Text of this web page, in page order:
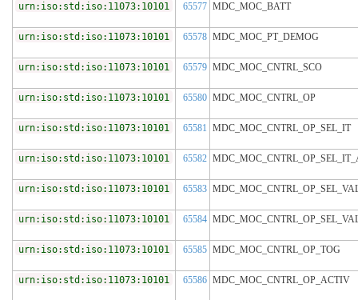
urn:iso:std:iso:11073:10101 65577 MDC_MOC_BATT
urn:iso:std:iso:11073:10101 65578 MDC_MOC_PT_DEMOG
urn:iso:std:iso:11073:10101 65579 MDC_MOC_CNTRL_SCO
urn:iso:std:iso:11073:10101 65580 MDC_MOC_CNTRL_OP
urn:iso:std:iso:11073:10101 65581 MDC_MOC_CNTRL_OP_SEL_IT
urn:iso:std:iso:11073:10101 65582
urn:iso:std:iso:11073:10101 65583
urn:iso:std:iso:11073:10101 65584
urn:iso:std:iso:11073:10101 65585 MDC_MOC_CNTRL_OP_TOG
urn:iso:std:iso:11073:10101 65586 MDC_MOC_CNTRL_OP_ACTIV